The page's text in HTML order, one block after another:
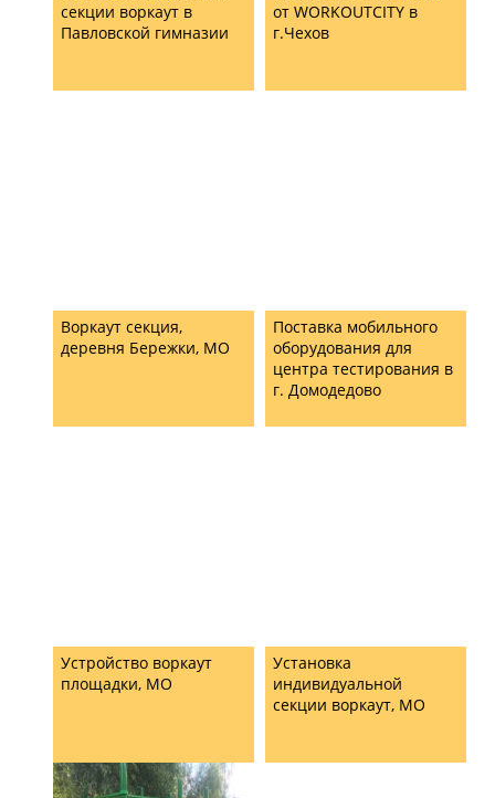
секции воркаут в
Павловской гимназии
от WORKOUTCITY в
г.Чехов
Воркаут секция,
деревня Бережки, МО
Поставка мобильного
оборудования для
центра тестирования в
г. Домодедово
Устройство воркаут
площадки, МО
Установка
индивидуальной
секции воркаут, МО